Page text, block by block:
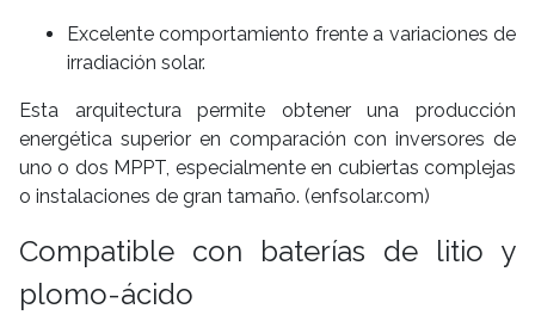
Excelente comportamiento frente a variaciones de
irradiación solar.
Esta arquitectura permite obtener una producción
energética superior en comparación con inversores de
uno o dos MPPT, especialmente en cubiertas complejas
o instalaciones de gran tamaño. (enfsolar.com)
Compatible con baterías de litio y
plomo-ácido